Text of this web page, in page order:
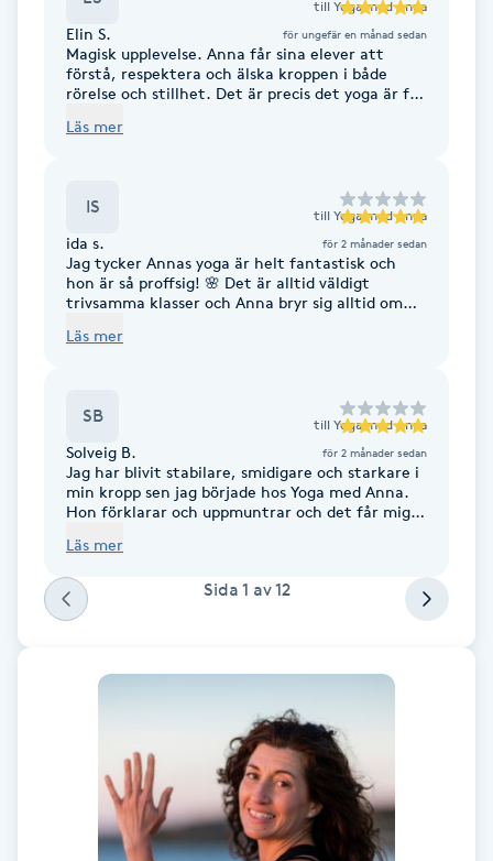
IPL hårborttagning
IR-massage
Katun fransar
Keratinbehandling
Kinesiologi
Kinesisk medicin
Kiropraktik
Klippning & Slingor
till Yoga med Anna
Elin S. för ungefär en månad sedan
Magisk upplevelse. Anna får sina elever att
förstå, respektera och älska kroppen i både
rörelse och stillhet. Det är precis det yoga är för
guidar och håller rummet på ett fantastiskt
Läs mer
IS till Yoga med Anna
ida s. för 2 månader sedan
Jag tycker Annas yoga är helt fantastisk och
hon är så proffsig! 🌸 Det är alltid väldigt
trivsamma klasser och Anna bryr sig alltid om
Läs mer
SB till Yoga med Anna
Solveig B. för 2 månader sedan
Jag har blivit stabilare, smidigare och starkare i
min kropp sen jag började hos Yoga med Anna.
Hon förklarar och uppmuntrar och det får mig
möjligt. Jag är så tacksam att jag hittade Yoga
Läs mer
Sida 1 av12